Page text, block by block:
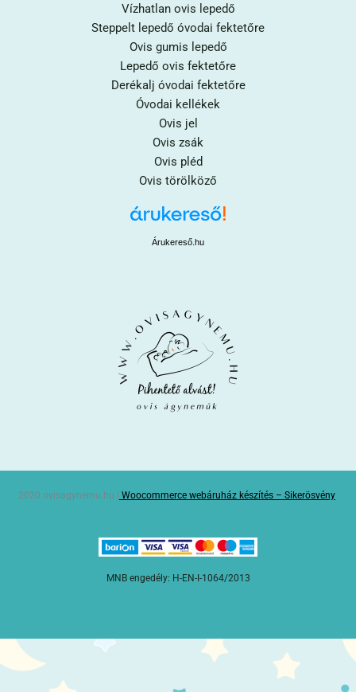
Vízhatlan ovis lepedő
Steppelt lepedő óvodai fektetőre
Ovis gumis lepedő
Lepedő ovis fektetőre
Derékalj óvodai fektetőre
Óvodai kellékek
Ovis jel
Ovis zsák
Ovis pléd
Ovis törölköző
Árukereső.hu
2020 ovisagynemu.hu | Woocommerce webáruház készítés – Sikerösvény
MNB engedély: H-EN-I-1064/2013